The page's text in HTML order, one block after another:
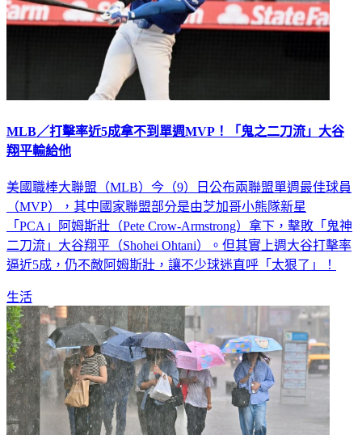
MLB／打擊率近5成拿不到單週MVP！「鬼之二刀流」大谷
翔平輸給他
美國職棒大聯盟（MLB）今（9）日公布兩聯盟單週最佳球員
（MVP），其中國家聯盟部分是由芝加哥小熊隊新星
「PCA」阿姆斯壯（Pete Crow-Armstrong）拿下，擊敗「鬼神
二刀流」大谷翔平（Shohei Ohtani）。但其實上週大谷打擊率
逼近5成，仍不敵阿姆斯壯，讓不少球迷直呼「太狠了」！
生活